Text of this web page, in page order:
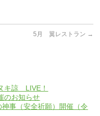
5月 翼レストラン →
キ諒 LIVE！
のお知らせ
事（安全祈願）開催（令